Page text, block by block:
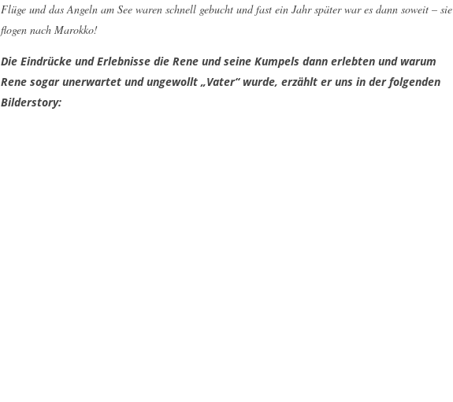
Flüge und das Angeln am See waren schnell gebucht und fast ein Jahr später war es dann soweit – sie
flogen nach Marokko!
Die Eindrücke und Erlebnisse die Rene und seine Kumpels dann erlebten und warum
Rene sogar unerwartet und ungewollt „Vater“ wurde, erzählt er uns in der folgenden
Bilderstory: